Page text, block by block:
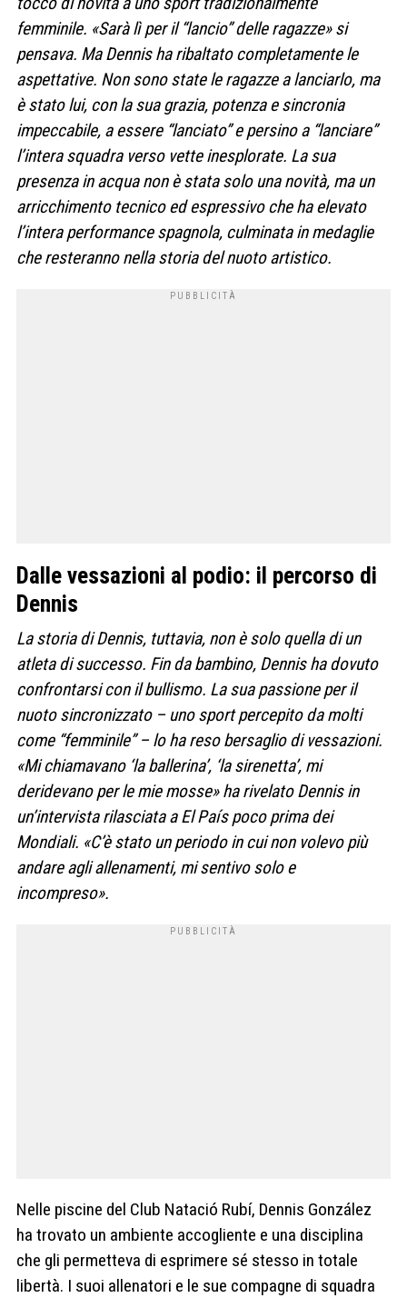
femminile. «Sarà lì per il “lancio” delle ragazze» si
pensava. Ma Dennis ha ribaltato completamente le
aspettative. Non sono state le ragazze a lanciarlo, ma
è stato lui, con la sua grazia, potenza e sincronia
impeccabile, a essere “lanciato” e persino a “lanciare”
l’intera squadra verso vette inesplorate. La sua
presenza in acqua non è stata solo una novità, ma un
arricchimento tecnico ed espressivo che ha elevato
l’intera performance spagnola, culminata in medaglie
che resteranno nella storia del nuoto artistico.
Dalle vessazioni al podio: il percorso di
Dennis
La storia di Dennis, tuttavia, non è solo quella di un
atleta di successo. Fin da bambino, Dennis ha dovuto
confrontarsi con il bullismo. La sua passione per il
nuoto sincronizzato – uno sport percepito da molti
come “femminile” – lo ha reso bersaglio di vessazioni.
«Mi chiamavano ‘la ballerina’, ‘la sirenetta’, mi
deridevano per le mie mosse» ha rivelato Dennis in
un’intervista rilasciata a El País poco prima dei
Mondiali. «C’è stato un periodo in cui non volevo più
andare agli allenamenti, mi sentivo solo e
incompreso».
Nelle piscine del Club Natació Rubí, Dennis González
ha trovato un ambiente accogliente e una disciplina
che gli permetteva di esprimere sé stesso in totale
libertà. I suoi allenatori e le sue compagne di squadra